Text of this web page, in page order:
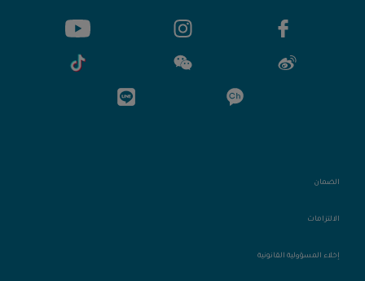
الضمان
الالتزامات
إخلاء المسؤولية القانونية